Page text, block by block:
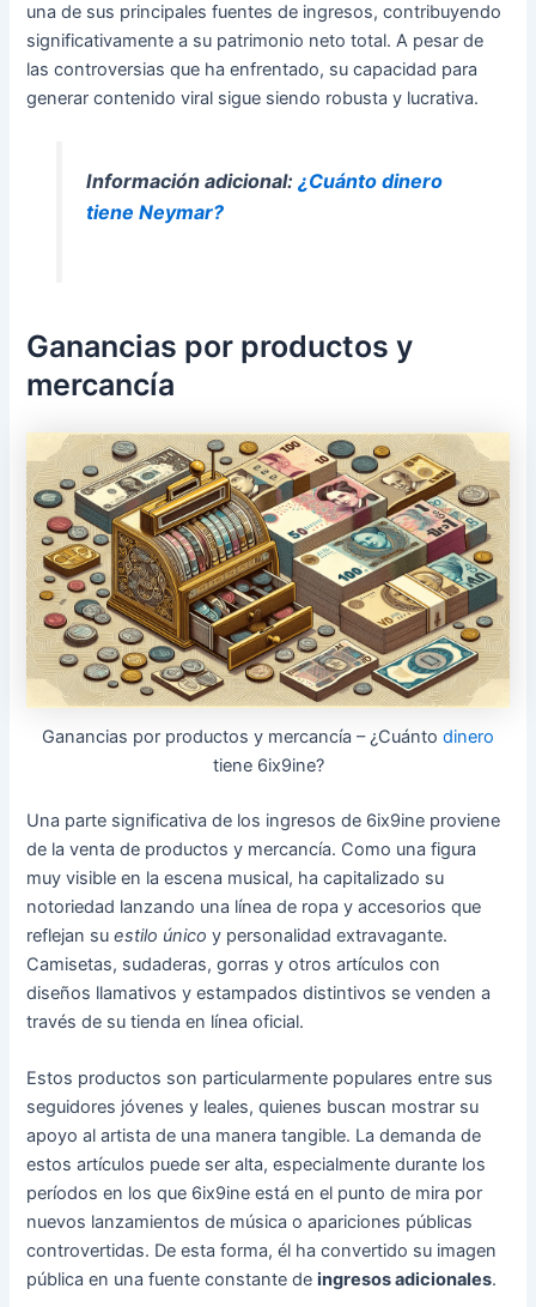
una de sus principales fuentes de ingresos, contribuyendo
significativamente a su patrimonio neto total. A pesar de
las controversias que ha enfrentado, su capacidad para
generar contenido viral sigue siendo robusta y lucrativa.
Información adicional: ¿Cuánto dinero
tiene Neymar?
Ganancias por productos y
mercancía
Ganancias por productos y mercancía – ¿Cuánto dinero
tiene 6ix9ine?
Una parte significativa de los ingresos de 6ix9ine proviene
de la venta de productos y mercancía. Como una figura
muy visible en la escena musical, ha capitalizado su
notoriedad lanzando una línea de ropa y accesorios que
reflejan suestilo único y personalidad extravagante.
Camisetas, sudaderas, gorras y otros artículos con
diseños llamativos y estampados distintivos se venden a
través de su tienda en línea oficial.
Estos productos son particularmente populares entre sus
seguidores jóvenes y leales, quienes buscan mostrar su
apoyo al artista de una manera tangible. La demanda de
estos artículos puede ser alta, especialmente durante los
períodos en los que 6ix9ine está en el punto de mira por
nuevos lanzamientos de música o apariciones públicas
controvertidas. De esta forma, él ha convertido su imagen
pública en una fuente constante deingresos adicionales.